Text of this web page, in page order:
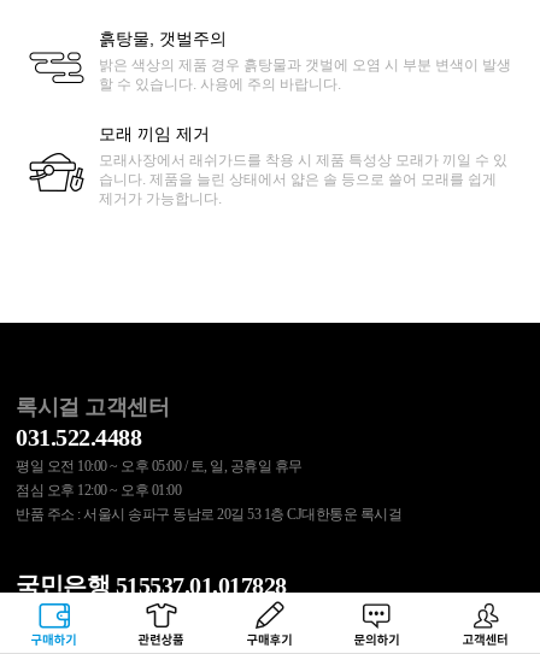
구매하기 관련상품 상품후기 문의하기 고객센터
흙탕물, 갯벌주의
밝은 색상의 제품 경우 흙탕물과 갯벌에 오염 시 부분 변색이 발생
할 수 있습니다. 사용에 주의 바랍니다.
모래 끼임 제거
모래사장에서 래쉬가드를 착용 시 제품 특성상 모래가 끼일 수 있
습니다. 제품을 늘린 상태에서 얇은 솔 등으로 쓸어 모래를 쉽게
제거가 가능합니다.
록시걸 고객센터
031.522.4488
평일 오전 10:00 ~ 오후 05:00 / 토, 일, 공휴일 휴무
점심 오후 12:00 ~ 오후 01:00
반품 주소 : 서울시 송파구 동남로 20길 53 1층 CJ대한통운 록시걸
국민은행 515537.01.017828
무통장 입금 결제 또는 교환/반품 비용은 위 계좌로 입금바랍니다.
예금주 : (주)에스에이코리아